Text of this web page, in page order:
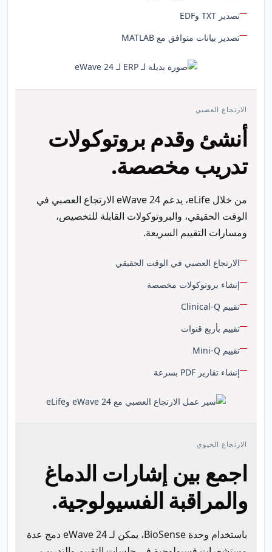
تصدير TXT وEDF
تصدير بيانات متوافق مع MATLAB
الارتجاع العصبي
أنشئ وقدم بروتوكولات
تدريب مخصصة.
من خلال eLife، يدعم eWave 24 الارتجاع العصبي في
الوقت الحقيقي، والبروتوكولات القابلة للتخصيص،
ومسارات التقييم السريعة.
الارتجاع العصبي في الوقت الحقيقي
إنشاء بروتوكولات مخصصة
تقييم Clinical-Q
تقييم بأربع قنوات
تقييم Mini-Q
إنشاء تقارير PDF بسرعة
الارتجاع الحيوي
اجمع بين إشارات الدماغ
والمراقبة الفسيولوجية.
باستخدام وحدة BioSense، يمكن لـ eWave 24 دمج عدة